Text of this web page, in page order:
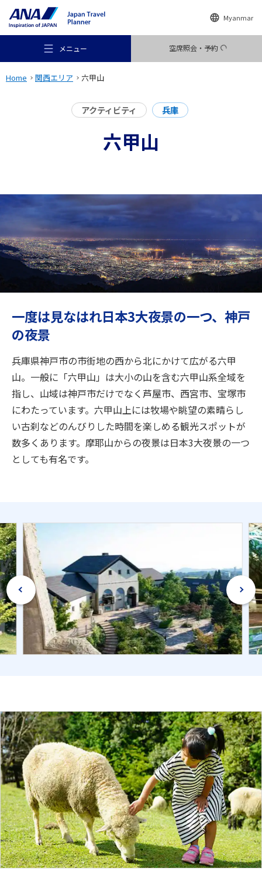
Myanmar
メニュー 空席照会・予約
行き先
旅のお役立ち情報
閉じる
Home 関西エリア 六甲山
アクティビティ 兵庫
六甲山
一度は見なはれ日本3大夜景の一つ、神戸
の夜景
兵庫県神戸市の市街地の西から北にかけて広がる六甲
山。一般に「六甲山」は大小の山を含む六甲山系全域を
指し、山域は神戸市だけでなく芦屋市、西宮市、宝塚市
にわたっています。六甲山上には牧場や眺望の素晴らし
い古刹などのんびりした時間を楽しめる観光スポットが
数多くあります。摩耶山からの夜景は日本3大夜景の一つ
としても有名です。